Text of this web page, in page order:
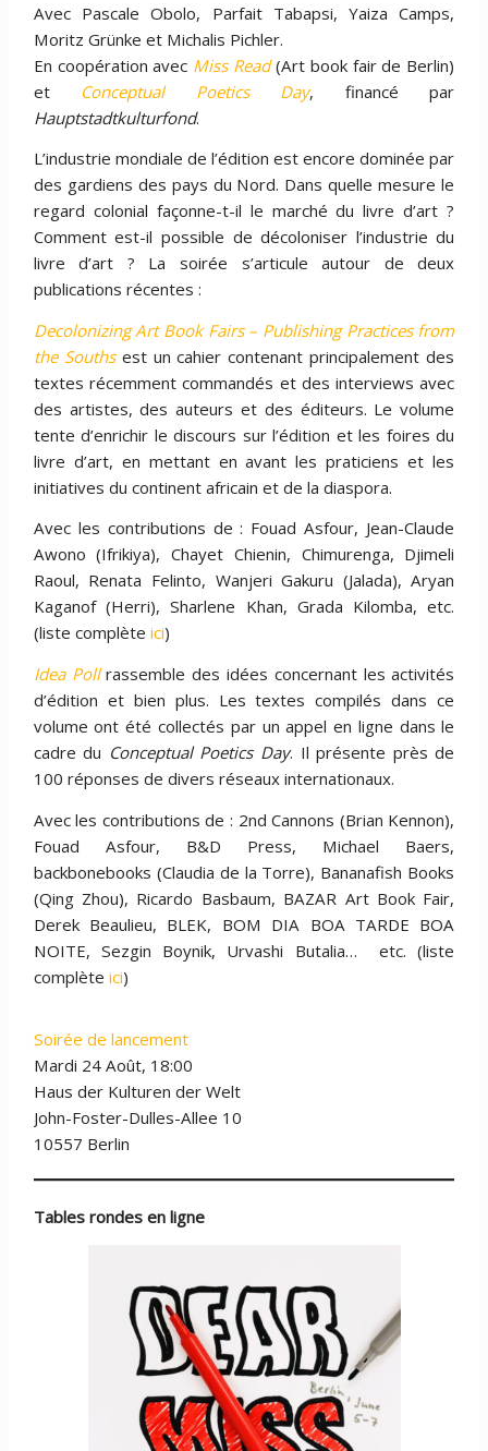
Avec Pascale Obolo, Parfait Tabapsi, Yaiza Camps,
Moritz Grünke et Michalis Pichler.
En coopération avec Miss Read (Art book fair de Berlin)
et Conceptual Poetics Day, financé par
Hauptstadtkulturfond.
L’industrie mondiale de l’édition est encore dominée par
des gardiens des pays du Nord. Dans quelle mesure le
regard colonial façonne-t-il le marché du livre d’art ?
Comment est-il possible de décoloniser l’industrie du
livre d’art ? La soirée s’articule autour de deux
publications récentes :
Decolonizing Art Book Fairs – Publishing Practices from
the Souths est un cahier contenant principalement des
textes récemment commandés et des interviews avec
des artistes, des auteurs et des éditeurs. Le volume
tente d’enrichir le discours sur l’édition et les foires du
livre d’art, en mettant en avant les praticiens et les
initiatives du continent africain et de la diaspora.
Avec les contributions de : Fouad Asfour, Jean-Claude
Awono (Ifrikiya), Chayet Chienin, Chimurenga, Djimeli
Raoul, Renata Felinto, Wanjeri Gakuru (Jalada), Aryan
Kaganof (Herri), Sharlene Khan, Grada Kilomba, etc.
(liste complète ici)
Idea Pollrassemble des idées concernant les activités
d’édition et bien plus. Les textes compilés dans ce
volume ont été collectés par un appel en ligne dans le
cadre du Conceptual Poetics Day. Il présente près de
100 réponses de divers réseaux internationaux.
Avec les contributions de : 2nd Cannons (Brian Kennon),
Fouad Asfour, B&D Press, Michael Baers,
backbonebooks (Claudia de la Torre), Bananafish Books
(Qing Zhou), Ricardo Basbaum, BAZAR Art Book Fair,
Derek Beaulieu, BLEK, BOM DIA BOA TARDE BOA
NOITE, Sezgin Boynik, Urvashi Butalia… etc. (liste
complète ici)
Soirée de lancement
Mardi 24 Août, 18:00
Haus der Kulturen der Welt
John-Foster-Dulles-Allee 10
10557 Berlin
Tables rondes en ligne